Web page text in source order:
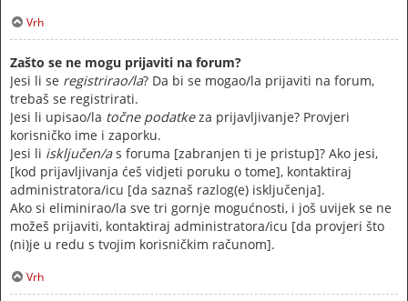
Vrh
Zašto se ne mogu prijaviti na forum?
Jesi li se registrirao/la? Da bi se mogao/la prijaviti na forum,
trebaš se registrirati.
Jesi li upisao/la točne podatkeza prijavljivanje? Provjeri
korisničko ime i zaporku.
Jesi li isključen/as foruma [zabranjen ti je pristup]? Ako jesi,
[kod prijavljivanja ćeš vidjeti poruku o tome], kontaktiraj
administratora/icu [da saznaš razlog(e) isključenja].
Ako si eliminirao/la sve tri gornje mogućnosti, i još uvijek se ne
možeš prijaviti, kontaktiraj administratora/icu [da provjeri što
(ni)je u redu s tvojim korisničkim računom].
Vrh